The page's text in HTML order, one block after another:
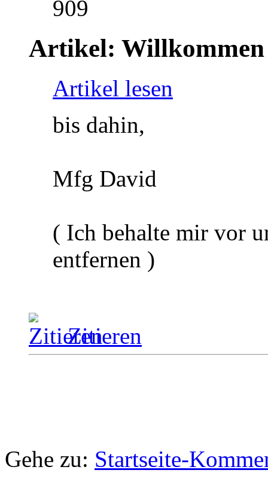
909
Artikel:
Artikel lesen
bis dahin,
Mfg David
( Ich behalte mir vor
entfernen )
Zitieren
Gehe zu: Startseite-